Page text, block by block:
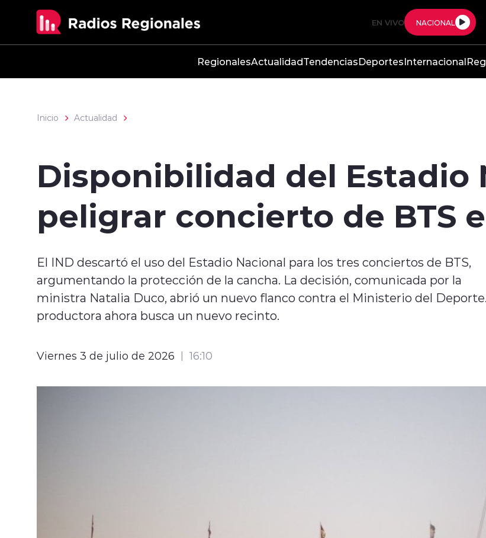
EN VIVO NACIONAL
RegionalesActualidadTendenciasDeportesInternacional
Inicio Actualidad
Disponibilidad del Estadio
peligrar concierto de BTS
El IND descartó el uso del Estadio Nacional para los tres conciertos de BTS,
argumentando la protección de la cancha. La decisión, comunicada por la
ministra Natalia Duco, abrió un nuevo flanco contra el Ministerio del
productora ahora busca un nuevo recinto.
Viernes 3 de julio de 2026 16:10